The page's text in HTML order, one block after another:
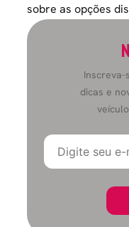
sobre as opções
dicas e